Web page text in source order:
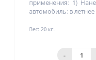
применения: 1)
автомобиль: в
Вес: 20 кг.
-